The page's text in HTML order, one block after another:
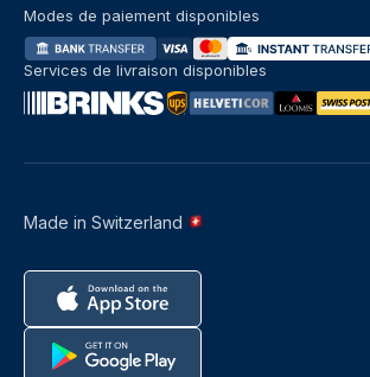
Made in Switzerland
Modes de paiement disponibles
Services de livraison disponibles